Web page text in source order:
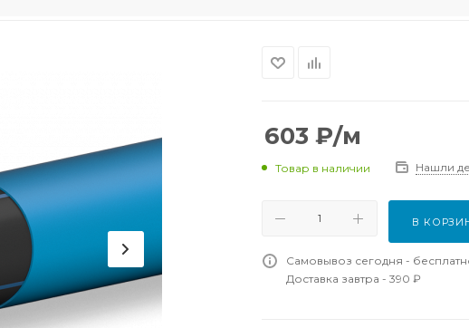
603 ₽/м
Товар в наличии Нашли
В
Самовывоз сегодня -
Доставка завтра - 390 ₽